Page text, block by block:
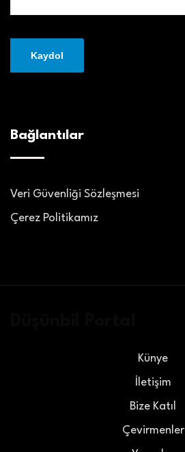
Bağlantılar
Veri Güvenliği Sözleşmesi
Çerez Politikamız
Künye
İletişim
Bize Katıl
Çevirmenler